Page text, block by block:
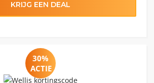
KRIJG EEN DEAL
30%
ACTIE